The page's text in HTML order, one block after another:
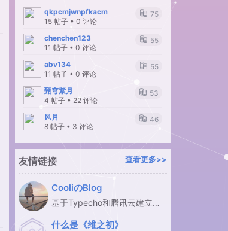
qkpcmjwnpfkacm
15 帖子 • 0 评论
75
chenchen123
11 帖子 • 0 评论
55
abv134
11 帖子 • 0 评论
55
甄穹紫月
4 帖子 • 22 评论
53
风月
8 帖子 • 3 评论
46
友情链接 查看更多>>
CooliのBlog
基于Typecho和腾讯云建立的
什么是《维之初》